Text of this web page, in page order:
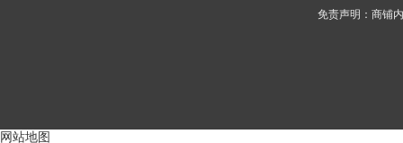
免责声明：商铺
网站地图